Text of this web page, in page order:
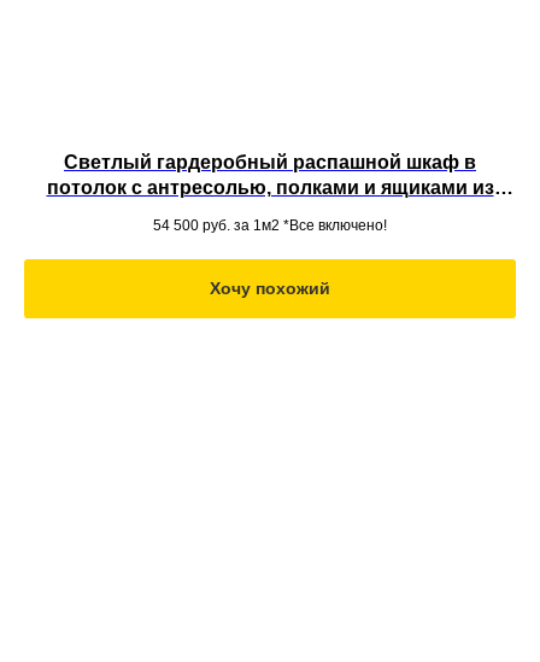
Светлый гардеробный распашной шкаф в
потолок с антресолью, полками и ящиками из
54 500 руб. за 1м2 *Все включено!
Хочу похожий